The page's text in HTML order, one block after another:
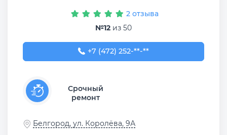
2 отзыва
№12 из 50
+7 (472) 252-52-52
+7 (472) 252-**-**
Срочный
ремонт
Белгород, ул. Королёва, 9А